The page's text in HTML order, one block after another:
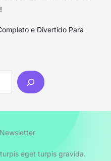
e Divertido Para
eget turpis gravida.